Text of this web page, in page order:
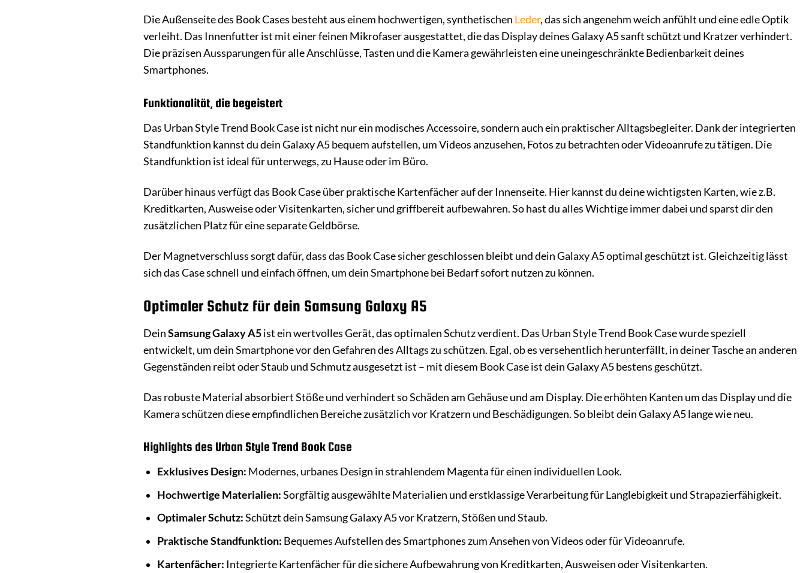
Die Außenseite des Book Cases besteht aus einem hochwertigen, synthetischen Leder, das sich angenehm weich anfühlt und eine edle Optik
verleiht. Das Innenfutter ist mit einer feinen Mikrofaser ausgestattet, die das Display deines Galaxy A5 sanft schützt und Kratzer verhindert.
Die präzisen Aussparungen für alle Anschlüsse, Tasten und die Kamera gewährleisten eine uneingeschränkte Bedienbarkeit deines
Smartphones.
Funktionalität, die begeistert
Das Urban Style Trend Book Case ist nicht nur ein modisches Accessoire, sondern auch ein praktischer Alltagsbegleiter. Dank der integrierten
Standfunktion kannst du dein Galaxy A5 bequem aufstellen, um Videos anzusehen, Fotos zu betrachten oder Videoanrufe zu tätigen. Die
Standfunktion ist ideal für unterwegs, zu Hause oder im Büro.
Darüber hinaus verfügt das Book Case über praktische Kartenfächer auf der Innenseite. Hier kannst du deine wichtigsten Karten, wie z.B.
Kreditkarten, Ausweise oder Visitenkarten, sicher und griffbereit aufbewahren. So hast du alles Wichtige immer dabei und sparst dir den
zusätzlichen Platz für eine separate Geldbörse.
Der Magnetverschluss sorgt dafür, dass das Book Case sicher geschlossen bleibt und dein Galaxy A5 optimal geschützt ist. Gleichzeitig lässt
sich das Case schnell und einfach öffnen, um dein Smartphone bei Bedarf sofort nutzen zu können.
Optimaler Schutz für dein Samsung Galaxy A5
DeinSamsung Galaxy A5ist ein wertvolles Gerät, das optimalen Schutz verdient. Das Urban Style Trend Book Case wurde speziell
entwickelt, um dein Smartphone vor den Gefahren des Alltags zu schützen. Egal, ob es versehentlich herunterfällt, in deiner Tasche an anderen
Gegenständen reibt oder Staub und Schmutz ausgesetzt ist – mit diesem Book Case ist dein Galaxy A5 bestens geschützt.
Das robuste Material absorbiert Stöße und verhindert so Schäden am Gehäuse und am Display. Die erhöhten Kanten um das Display und die
Kamera schützen diese empfindlichen Bereiche zusätzlich vor Kratzern und Beschädigungen. So bleibt dein Galaxy A5 lange wie neu.
Highlights des Urban Style Trend Book Case
Exklusives Design: Modernes, urbanes Design in strahlendem Magenta für einen individuellen Look.
Hochwertige Materialien:Sorgfältig ausgewählte Materialien und erstklassige Verarbeitung für Langlebigkeit und Strapazierfähigkeit.
Optimaler Schutz:Schützt dein Samsung Galaxy A5 vor Kratzern, Stößen und Staub.
Praktische Standfunktion: Bequemes Aufstellen des Smartphones zum Ansehen von Videos oder für Videoanrufe.
Kartenfächer: Integrierte Kartenfächer für die sichere Aufbewahrung von Kreditkarten, Ausweisen oder Visitenkarten.